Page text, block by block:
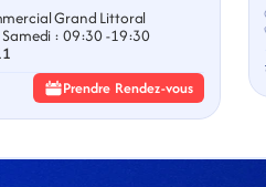
Grand Littoral
: 09:30 -19:30
Prendre Rendez-vous